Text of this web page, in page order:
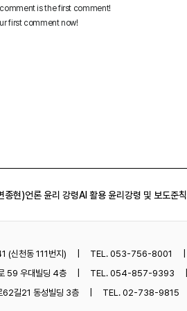
종현)언론 윤리 강령AI 활용 윤리강령 및 보도준칙
(신천동 111번지) TEL. 053-756-8001
59 우대빌딩 4층 TEL. 054-857-9393
62길21 동성빌딩 3층 TEL. 02-738-9815